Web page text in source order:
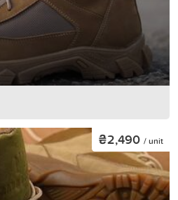
₴2,490 / unit